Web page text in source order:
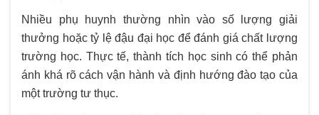
Nhiều phụ huynh thường nhìn vào số lượng giải
thưởng hoặc tỷ lệ đậu đại học để đánh giá chất lượng
trường học. Thực tế, thành tích học sinh có thể phản
ánh khá rõ cách vận hành và định hướng đào tạo của
một trường tư thục.